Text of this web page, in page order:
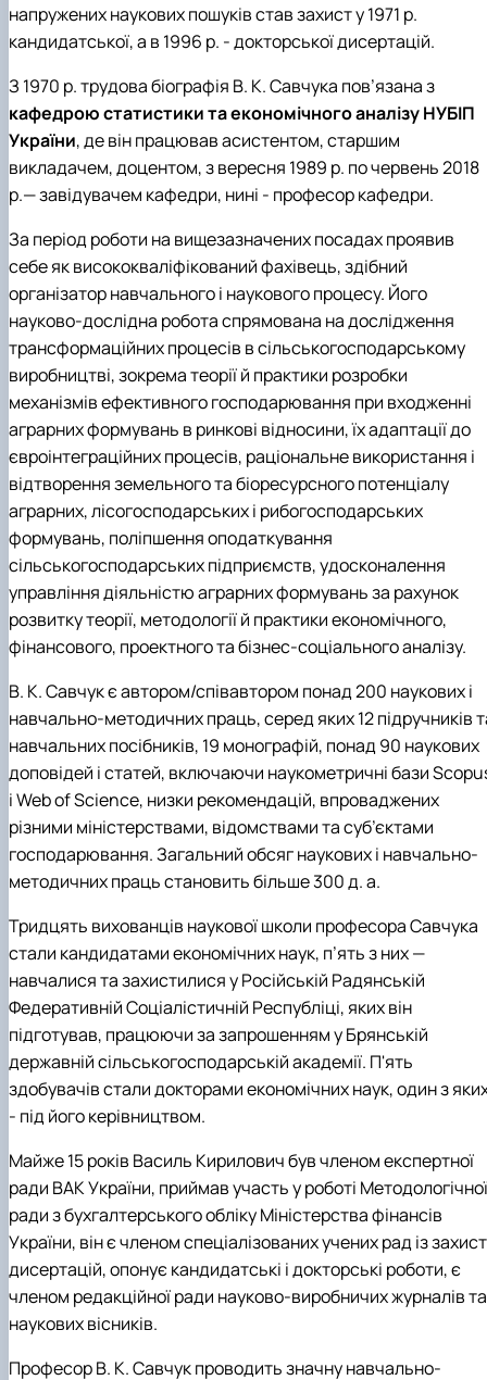
напружених наукових пошуків став захист у 1971 р.
кандидатської, а в 1996 р. - докторської дисертацій.
З 1970 р. трудова біографія В. К. Савчука пов’язана з
кафедрою статистики та економічного аналізу НУБІП
України, де він працював асистентом, старшим
викладачем, доцентом, з вересня 1989 р. по червень 2018
р.— завідувачем кафедри, нині - професор кафедри.
За період роботи на вищезазначених посадах проявив
себе як висококваліфікований фахівець, здібний
організатор навчального і наукового процесу. Його
науково-дослідна робота спрямована на дослідження
трансформаційних процесів в сільськогосподарському
виробництві, зокрема теорії й практики розробки
механізмів ефективного господарювання при входженні
аграрних формувань в ринкові відносини, їх адаптації до
євроінтеграційних процесів, раціональне використання і
відтворення земельного та біоресурсного потенціалу
аграрних, лісогосподарських і рибогосподарських
формувань, поліпшення оподаткування
сільськогосподарських підприємств, удосконалення
управління діяльністю аграрних формувань за рахунок
розвитку теорії, методології й практики економічного,
фінансового, проектного та бізнес-соціального аналізу.
В. К. Савчук є автором/співавтором понад 200 наукових і
навчально-методичних праць, серед яких 12 підручників
навчальних посібників, 19 монографій, понад 90 наукових
доповідей і статей, включаючи наукометричні бази
іWebofScience, низки рекомендацій, впроваджених
різними міністерствами, відомствами та суб’єктами
господарювання. Загальний обсяг наукових і навчально-
методичних праць становить більше 300 д. а.
Тридцять вихованців наукової школи професора Савчука
стали кандидатами економічних наук, п’ять з них —
навчалися та захистилися уРосійській Радянській
Федеративній Соціалістичній Республіці, яких він
підготував, працюючи за запрошенням у Брянській
державній сільськогосподарській академії. П'ять
здобувачів стали докторами економічних наук, один з
- під його керівництвом.
Майже 15 років Василь Кирилович був членом експертної
ради ВАК України, приймав участь у роботі Методологічної
ради з бухгалтерського обліку Міністерства фінансів
України, він є членом спеціалізованих учених рад із
дисертацій, опонує кандидатські і докторські роботи, є
членом редакційної ради науково-виробничих журналів та
наукових вісників.
Професор В. К. Савчук проводить значну навчально-